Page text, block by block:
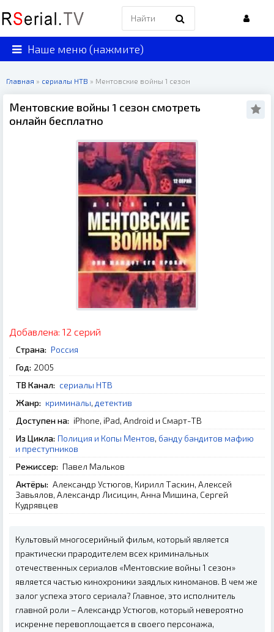
Наше меню (нажмите)
Главная » сериалы НТВ » Ментовские войны 1 сезон
Ментовские войны 1 сезон смотреть
онлайн бесплатно
Добавлена: 12 серий
Страна: Россия
Год: 2005
ТВ Канал: сериалы НТВ
Жанр: криминалы, детектив
Доступен на: iPhone, iPad, Android и Смарт-ТВ
Из Цикла: Полиция и Копы Ментов, банду бандитов мафию
и преступников
Режиссер: Павел Мальков
Актёры: Александр Устюгов, Кирилл Таскин, Алексей
Завьялов, Александр Лисицин, Анна Мишина, Сергей
Кудрявцев
Культовый многосерийный фильм, который является
практически прародителем всех криминальных
отечественных сериалов «Ментовские войны 1 сезон»
является частью кинохроники заядлых киноманов. В чем же
залог успеха этого сериала? Главное, это исполнитель
главной роли – Александр Устюгов, который невероятно
искренне перевоплощается в своего персонажа,